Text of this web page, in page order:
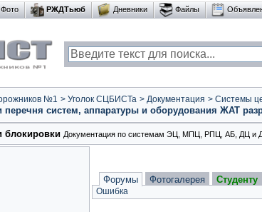
Фото РЖДТьюб Дневники Файлы
№1 > Уголок СЦБИСТа > Документация > Системы
перечня систем, аппаратуры и оборудования ЖАТ
блокировки Документация по системам ЭЦ, МПЦ, РПЦ, АБ, ДЦ и
Форумы Фотогалерея Студенту
Ошибка